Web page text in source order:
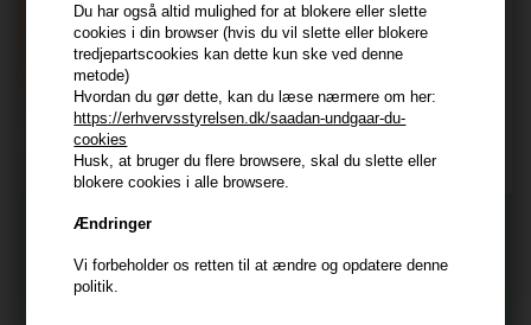
Du har også altid mulighed for at blokere eller slette
cookies i din browser (hvis du vil slette eller blokere
tredjepartscookies kan dette kun ske ved denne
metode)
Hvordan du gør dette, kan du læse nærmere om her:
https://erhvervsstyrelsen.dk/saadan-undgaar-du-
cookies
Husk, at bruger du flere browsere, skal du slette eller
blokere cookies i alle browsere.
Ændringer
Vi forbeholder os retten til at ændre og opdatere denne
politik.
TILMELD
ConsentJeg accepterer vilkår og betingelser.
Læs mere her
Husk at vi har
Gratis fragt til ved køb over 399 kr på udvalgte fragtformer
Vi sender samme hverdag ved bestilling inden kl 14:45
356 dages returret
Tilmeld dig nyhedsbrevet
Og modtag nyheder, eksklusive tilbud og rabatter